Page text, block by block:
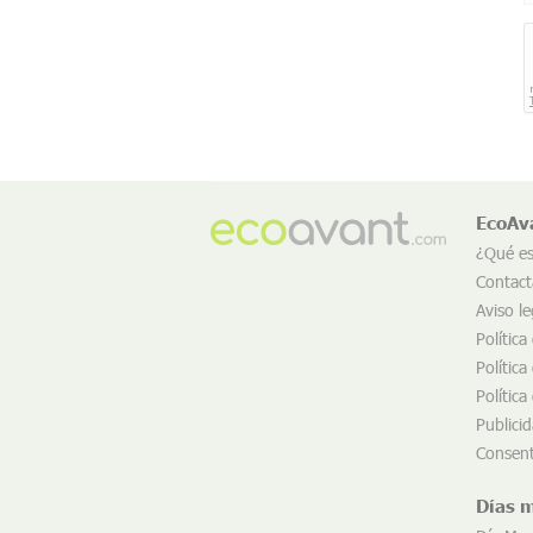
¿Qué
Aviso
Política
Política
Política
Días